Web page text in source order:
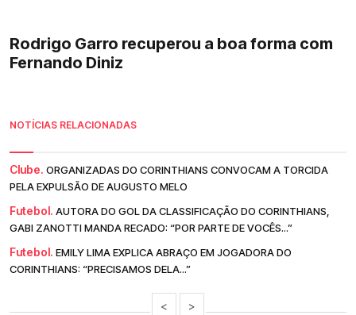
Rodrigo Garro recuperou a boa forma com
Fernando Diniz
NOTÍCIAS RELACIONADAS
Clube. ORGANIZADAS DO CORINTHIANS CONVOCAM A TORCIDA
PELA EXPULSÃO DE AUGUSTO MELO
Futebol. AUTORA DO GOL DA CLASSIFICAÇÃO DO CORINTHIANS,
GABI ZANOTTI MANDA RECADO: “POR PARTE DE VOCÊS...”
Futebol. EMILY LIMA EXPLICA ABRAÇO EM JOGADORA DO
CORINTHIANS: “PRECISAMOS DELA...”
< >